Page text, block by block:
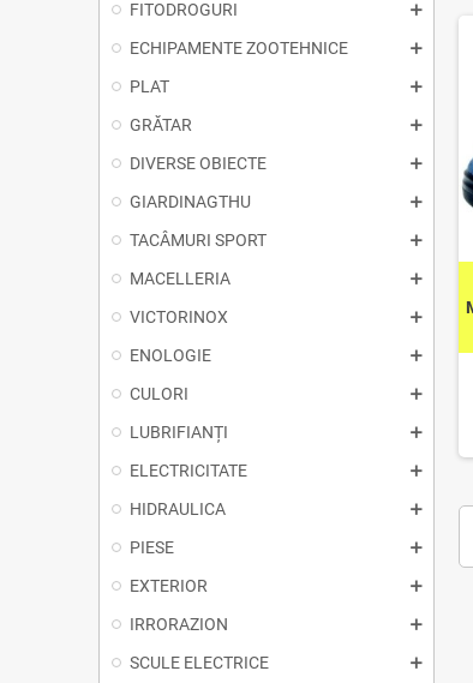
FITODROGURI
ECHIPAMENTE ZOOTEHNICE
PLAT
GRĂTAR
DIVERSE OBIECTE
GIARDINAGTHU
TACÂMURI SPORT
MACELLERIA
VICTORINOX
ENOLOGIE
CULORI
LUBRIFIANȚI
ELECTRICITATE
HIDRAULICA
PIESE
EXTERIOR
IRRORAZION
SCULE ELECTRICE